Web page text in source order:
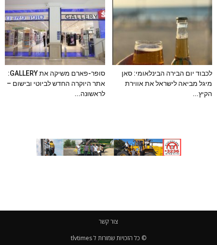
לכבוד יום הבירה הבינלאומי: סאן
מיגל מביאה לישראל את אווירת
הקיץ...
סופר-פארם משיקה את GALLERY:
אתר היוקרה החדש לביוטי ובישום –
לראשונה...
צור קשר
© כל הזכויות שמורות ל tlvtimes